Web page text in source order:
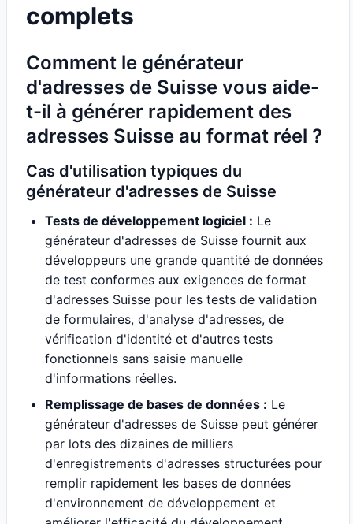
complets
Comment le générateur
d'adresses de Suisse vous aide-
t-il à générer rapidement des
adresses Suisse au format réel ?
Cas d'utilisation typiques du
générateur d'adresses de Suisse
Tests de développement logiciel : Le
générateur d'adresses de Suisse fournit aux
développeurs une grande quantité de données
de test conformes aux exigences de format
d'adresses Suisse pour les tests de validation
de formulaires, d'analyse d'adresses, de
vérification d'identité et d'autres tests
fonctionnels sans saisie manuelle
d'informations réelles.
Remplissage de bases de données : Le
générateur d'adresses de Suisse peut générer
par lots des dizaines de milliers
d'enregistrements d'adresses structurées pour
remplir rapidement les bases de données
d'environnement de développement et